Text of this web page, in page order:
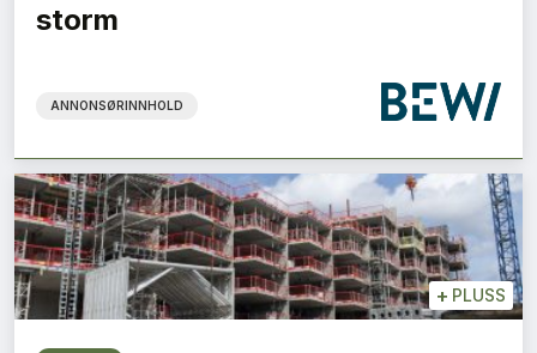
storm
ANNONSØRINNHOLD
+ PLUSS